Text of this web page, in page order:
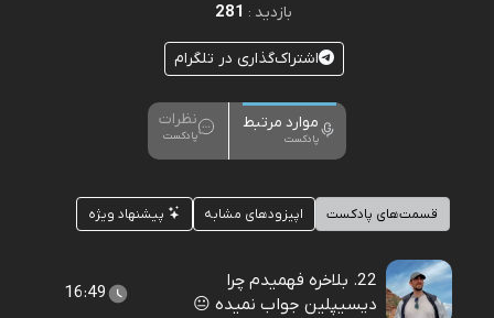
بازدید : 281
اشتراک‌گذاری در تلگرام
موارد مرتبط
پادکست
نظرات
پادکست
قسمت‌های پادکست اپیزودهای مشابه پیشنهاد ویژه
22. بلاخره فهمیدم چرا
دیسیپلین جواب نمیده 😐
16:49